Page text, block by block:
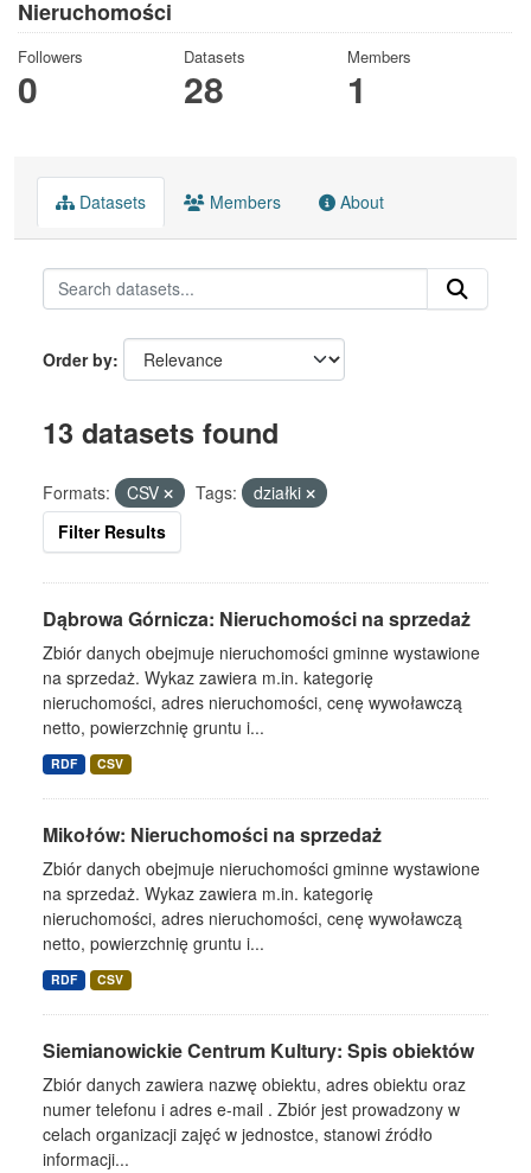
Nieruchomości
Followers
0
Datasets
28
Members
1
Datasets Members About
Order by
13 datasets found
Formats: CSV Tags:
działki
Filter Results
Dąbrowa Górnicza: Nieruchomości na sprzedaż
Zbiór danych obejmuje nieruchomości gminne wystawione
na sprzedaż. Wykaz zawiera m.in. kategorię
nieruchomości, adres nieruchomości, cenę wywoławczą
netto, powierzchnię gruntu i...
RDF CSV
Mikołów: Nieruchomości na sprzedaż
Zbiór danych obejmuje nieruchomości gminne wystawione
na sprzedaż. Wykaz zawiera m.in. kategorię
nieruchomości, adres nieruchomości, cenę wywoławczą
netto, powierzchnię gruntu i...
RDF CSV
Siemianowickie Centrum Kultury: Spis obiektów
Zbiór danych zawiera nazwę obiektu, adres obiektu oraz
numer telefonu i adres e-mail . Zbiór jest prowadzony w
celach organizacji zajęć w jednostce, stanowi źródło
informacji...